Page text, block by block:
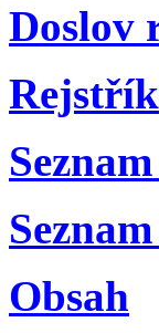
Doslov
Rejstřík
Obsah